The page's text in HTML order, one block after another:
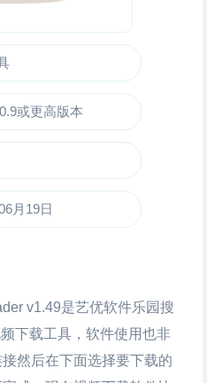
或更高版本
月19日
v1.49是艺优软件乐园搜
下载工具，软件使用也非
然后在下面选择要下载的